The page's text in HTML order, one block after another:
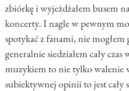
zbiórkę i wyjeżdżałem busem
koncerty. I nagle w pewnym
spotykać z fanami, nie
generalnie siedziałem cały
muzykiem to nie tylko walenie
subiektywnej opinii to jest cały